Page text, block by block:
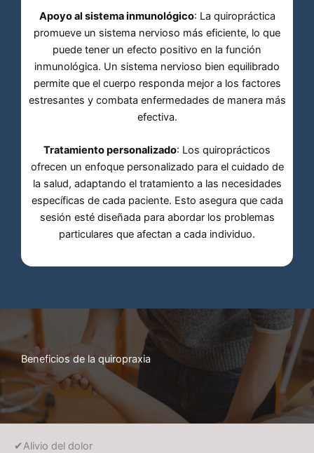
Apoyo al sistema inmunológico: La quiropráctica
promueve un sistema nervioso más eficiente, lo que
puede tener un efecto positivo en la función
inmunológica. Un sistema nervioso bien equilibrado
permite que el cuerpo responda mejor a los factores
estresantes y combata enfermedades de manera más
efectiva.
Tratamiento personalizado: Los quiroprácticos
ofrecen un enfoque personalizado para el cuidado de
la salud, adaptando el tratamiento a las necesidades
específicas de cada paciente. Esto asegura que cada
sesión esté diseñada para abordar los problemas
particulares que afectan a cada individuo.
Beneficios de la quiropraxia
✔Alivio del dolor